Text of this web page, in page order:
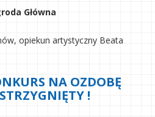
Główna
opiekun artystyczny Beata
NA OZDOBĘ
!